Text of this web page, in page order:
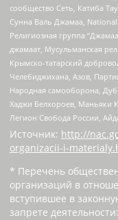
сообщество Сеть, Катиба
Сунна Валь Джамаа, National
Религиозная группа
джамаат, Мусульманская
Крымско-татарский
Челебиджихана, Азов,
Народная самооборона,
Хаджи Белхороев, Маньяки
Легион Свобода России,
Источник: http://
organizacii-i-
* Перечень
организаций в
вступившее в
запрете деятельности: